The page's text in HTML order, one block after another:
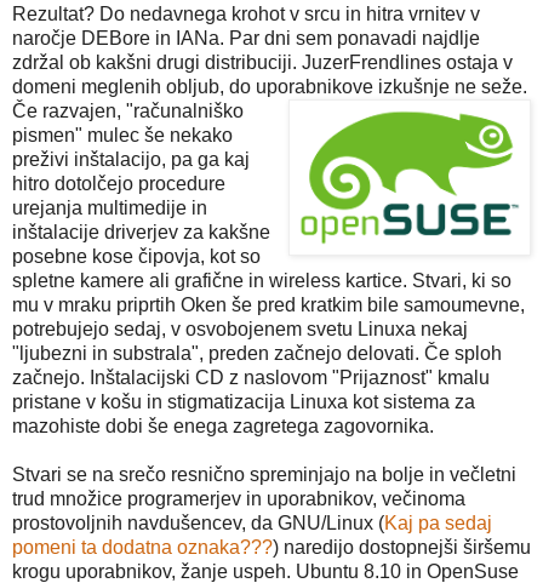
Rezultat? Do nedavnega krohot v srcu in hitra vrnitev v
naročje DEBore in IANa. Par dni sem ponavadi najdlje
zdržal ob kakšni drugi distribuciji. JuzerFrendlines ostaja v
domeni meglenih obljub, do uporabnikove izkušnje ne seže.
Če razvajen, "računalniško
pismen" mulec še nekako
preživi inštalacijo, pa ga kaj
hitro dotolčejo procedure
urejanja multimedije in
inštalacije driverjev za kakšne
posebne kose čipovja, kot so
spletne kamere ali grafične in wireless kartice. Stvari, ki so
mu v mraku priprtih Oken še pred kratkim bile samoumevne,
potrebujejo sedaj, v osvobojenem svetu Linuxa nekaj
"ljubezni in substrala", preden začnejo delovati. Če sploh
začnejo. Inštalacijski CD z naslovom "Prijaznost" kmalu
pristane v košu in stigmatizacija Linuxa kot sistema za
mazohiste dobi še enega zagretega zagovornika.
Stvari se na srečo resnično spreminjajo na bolje in večletni
trud množice programerjev in uporabnikov, večinoma
prostovoljnih navdušencev, da GNU/Linux (Kaj pa sedaj
pomeni ta dodatna oznaka???) naredijo dostopnejši širšemu
krogu uporabnikov, žanje uspeh. Ubuntu 8.10 in OpenSuse